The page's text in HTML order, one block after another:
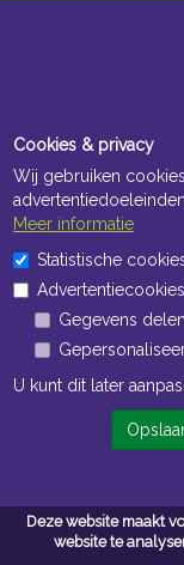
Deze website maakt
website te
ma t/m vr 8:30 uur tot
ma t/m vr 7:00 uur tot
Algemene
Cookies & privacy
Wij gebruiken
Meer informatie
Statistische
Gegevens
U kunt dit later